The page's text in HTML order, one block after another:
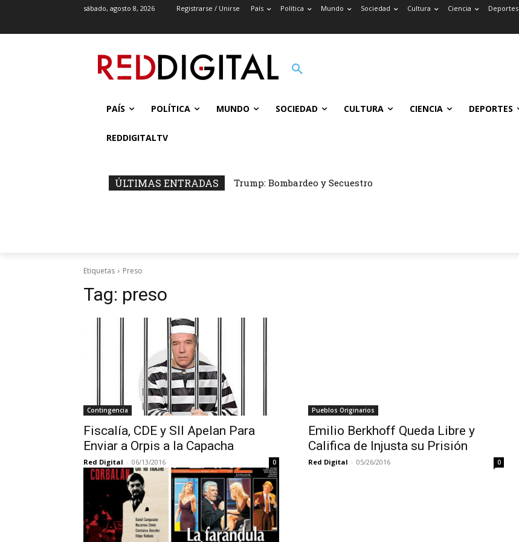
sábado, agosto 8, 2026 Registrarse / Unirse País Política Mundo Sociedad Cultura Ciencia Deportes
PAÍS POLÍTICA MUNDO SOCIEDAD CULTURA CIENCIA DEPORTES
REDDIGITALTV
ÚLTIMAS ENTRADAS Trump: Bombardeo y Secuestro
Etiquetas Preso
Tag: preso
Contingencia
Fiscalía, CDE y SII Apelan Para
Enviar a Orpis a la Capacha
Red Digital - 06/13/2016 0
Pueblos Originarios
Emilio Berkhoff Queda Libre y
Califica de Injusta su Prisión
Red Digital - 05/26/2016 0